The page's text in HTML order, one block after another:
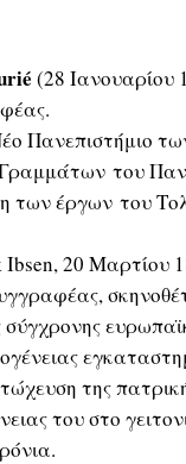
(28 Ιανουαρίου
Πανεπιστήμιο
του
των έργων του
20 Μαρτίου
της
του στο